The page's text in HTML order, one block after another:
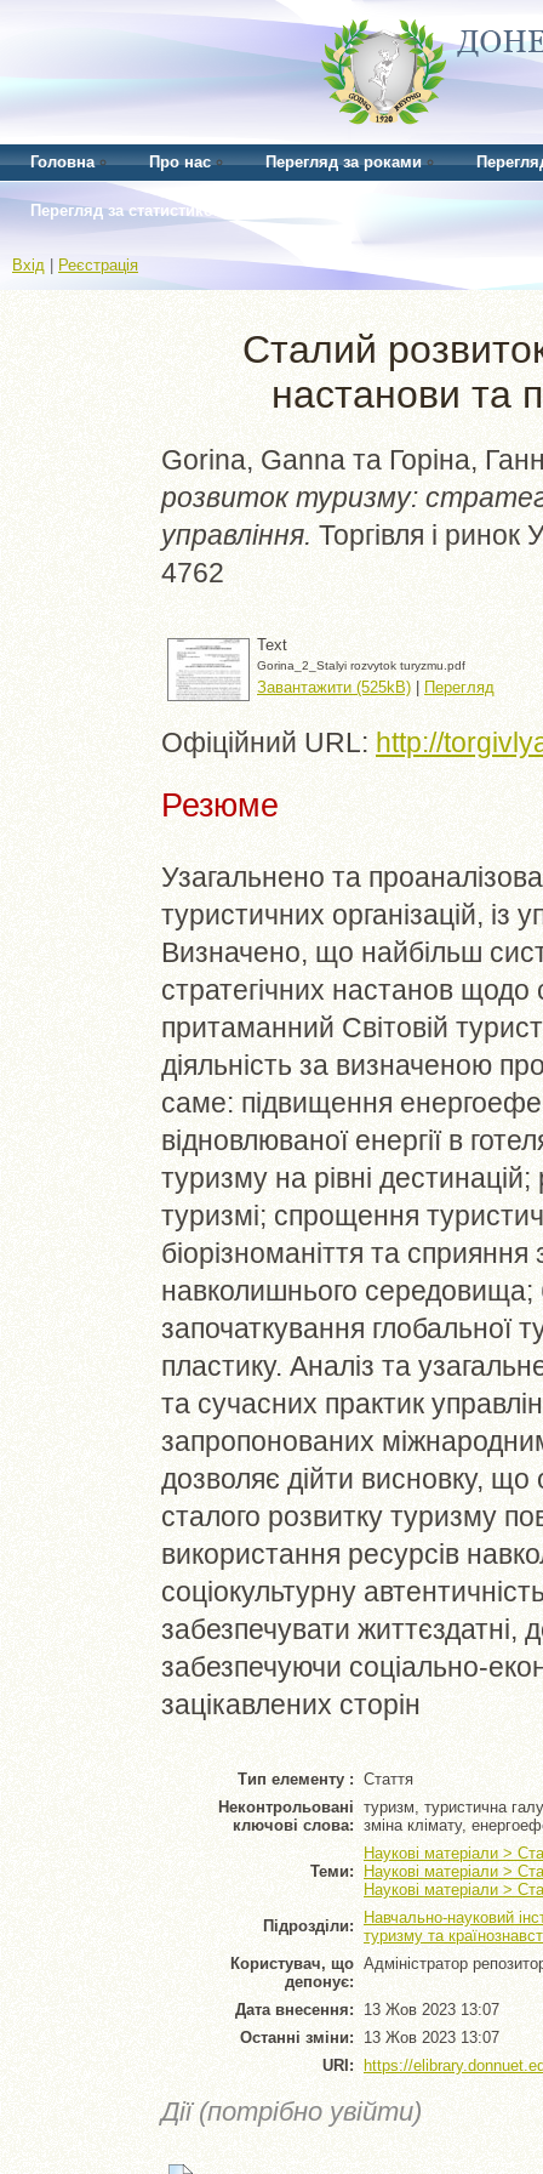
Головна Про нас Перегляд за роками
Перегляд за статистикою
Вхід Реєстрація
Сталий
настанови та
Gorina, Ganna та Горіна,
розвиток туризму:
управління. Торгівля і
4762
Text
Gorina_2_Stalyi rozvytok turyzmu.pdf
Завантажити (525kB) | Перегляд
Офіційний URL: http://
Резюме
Узагальнено та
туристичних організацій, із
Визначено, що найбільш
стратегічних настанов щодо
притаманний Світовій
діяльність за визначеною
саме: підвищення
відновлюваної енергії в
туризму на рівні
туризмі; спрощення
біорізноманіття та
навколишнього середовища;
започаткування глобальної
пластику. Аналіз та
та сучасних практик
запропонованих
дозволяє дійти висновку,
сталого розвитку туризму
використання ресурсів
соціокультурну
забезпечувати життєздатні,
забезпечуючи соціально-
зацікавлених сторін
Тип елементу : Стаття
Неконтрольовані
ключові слова:
туризм, туристична
зміна клімату,
Теми:
Наукові матеріали >
Наукові матеріали >
Наукові матеріали >
Підрозділи:
Навчально-науковий
туризму та
Користувач, що
депонує:
Адміністратор
Дата внесення: 13 Жов 2023 13:07
Останні зміни: 13 Жов 2023 13:07
URI:
https://
Дії (потрібно увійти)